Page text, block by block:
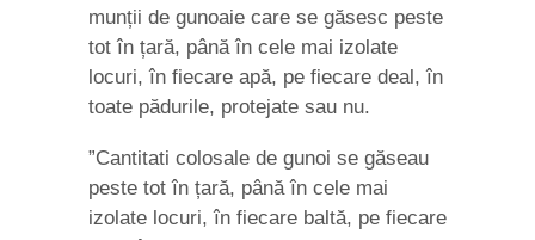
munții de gunoaie care se găsesc peste
tot în țară, până în cele mai izolate
locuri, în fiecare apă, pe fiecare deal, în
toate pădurile, protejate sau nu.
”Cantitati colosale de gunoi se găseau
peste tot în țară, până în cele mai
izolate locuri, în fiecare baltă, pe fiecare